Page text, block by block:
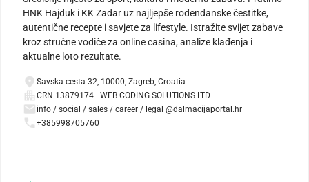
HNK Hajduk i KK Zadar uz najljepše rođendanske čestitke,
autentične recepte i savjete za lifestyle. Istražite svijet zabave
kroz stručne vodiče za online casina, analize klađenja i
aktualne loto rezultate.
Savska cesta 32, 10000, Zagreb, Croatia
CRN 13879174 | WEB CODING SOLUTIONS LTD
info / social / sales / career / legal @dalmacijaportal.hr
+385998705760